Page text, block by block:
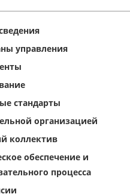
управления
стандарты
организацией
коллектив
обеспечение и
процесса